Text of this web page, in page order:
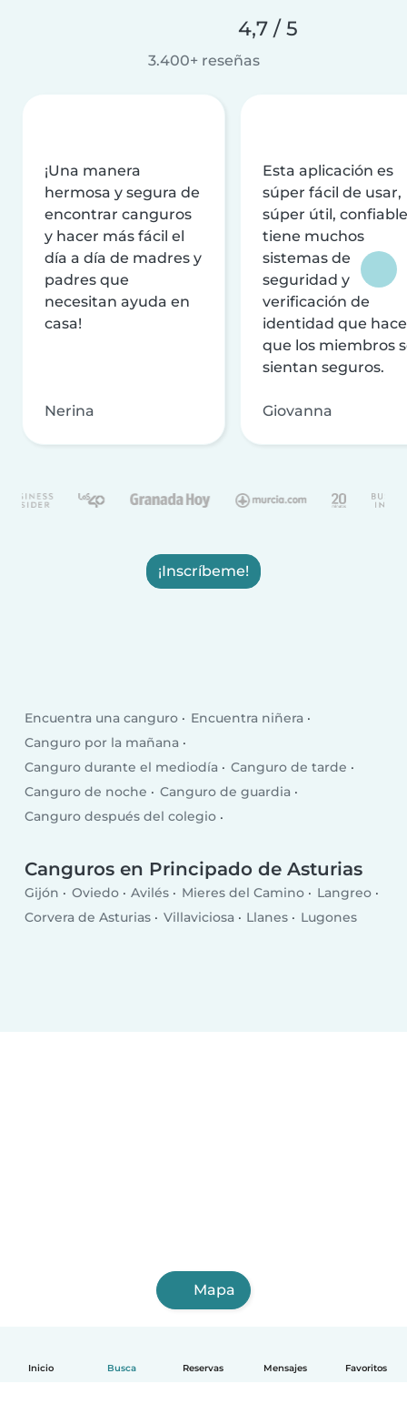
Inicio Busca Reservas Mensajes Favoritos
4,7 / 5
3.400+ reseñas
¡Una manera
hermosa y segura de
encontrar canguros
y hacer más fácil el
día a día de madres y
padres que
necesitan ayuda en
casa!
Nerina
Esta aplicación es
súper fácil de usar,
súper útil,
tiene muchos
sistemas de
seguridad y
verificación de
identidad que
que los miembros
sientan seguros.
Giovanna
¡Inscríbeme!
Encuentra una canguro
Encuentra niñera
Canguro por la mañana
Canguro durante el mediodía
Canguro de tarde
Canguro de noche
Canguro de guardia
Canguro después del colegio
Canguro para el fin de semana
Canguros en Principado de Asturias
Gijón Oviedo Avilés Mieres del Camino
Langreo
Corvera de Asturias
Villaviciosa Llanes Lugones
Mapa